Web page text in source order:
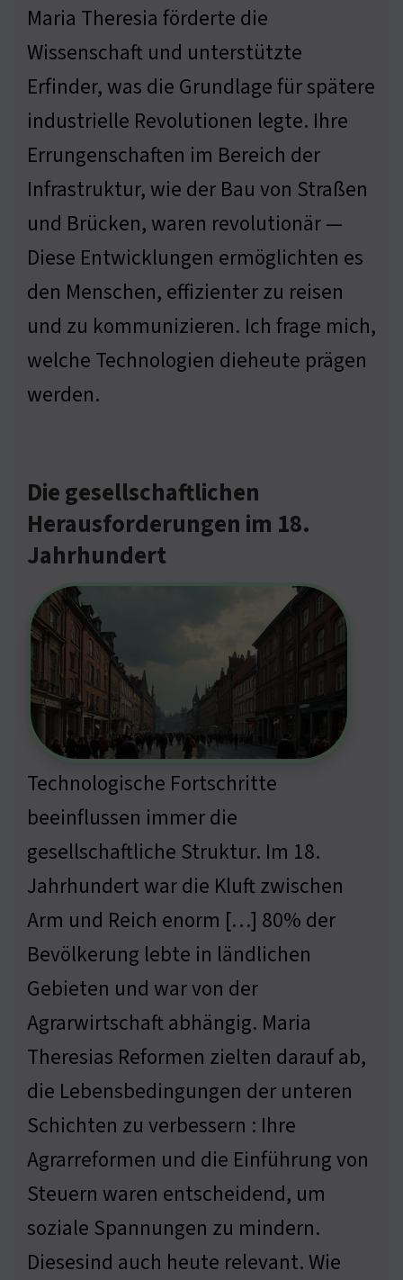
Maria Theresia förderte die
Wissenschaft und unterstützte
Erfinder, was die Grundlage für spätere
industrielle Revolutionen legte. Ihre
Errungenschaften im Bereich der
Infrastruktur, wie der Bau von Straßen
und Brücken, waren revolutionär —
Diese Entwicklungen ermöglichten es
den Menschen, effizienter zu reisen
und zu kommunizieren. Ich frage mich,
welche Technologien dieheute prägen
werden.
Die gesellschaftlichen
Herausforderungen im 18.
Jahrhundert
Technologische Fortschritte
beeinflussen immer die
gesellschaftliche Struktur. Im 18.
Jahrhundert war die Kluft zwischen
Arm und Reich enorm […] 80% der
Bevölkerung lebte in ländlichen
Gebieten und war von der
Agrarwirtschaft abhängig. Maria
Theresias Reformen zielten darauf ab,
die Lebensbedingungen der unteren
Schichten zu verbessern : Ihre
Agrarreformen und die Einführung von
Steuern waren entscheidend, um
soziale Spannungen zu mindern.
Diesesind auch heute relevant. Wie